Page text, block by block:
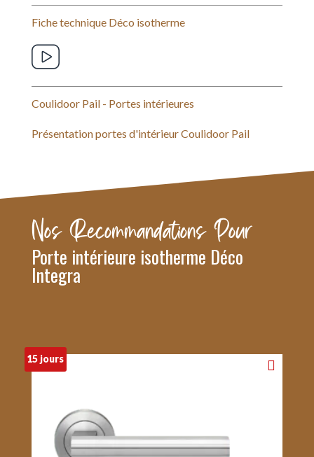
Fiche technique Déco isotherme
Coulidoor Pail - Portes intérieures
Présentation portes d'intérieur Coulidoor Pail
Nos Recommandations Pour
Porte intérieure isotherme Déco
Integra
15 jours